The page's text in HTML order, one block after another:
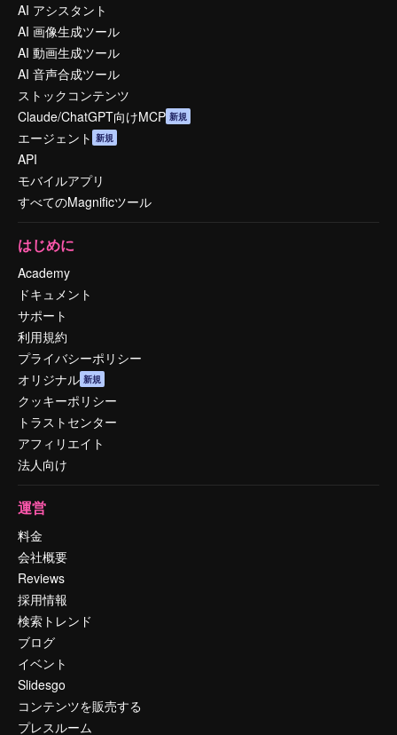
AI アシスタント
AI 画像生成ツール
AI 動画生成ツール
AI 音声合成ツール
ストックコンテンツ
Claude/ChatGPT向けMCP 新規
エージェント 新規
API
モバイルアプリ
すべてのMagnificツール
はじめに
Academy
ドキュメント
サポート
利用規約
プライバシーポリシー
オリジナル 新規
クッキーポリシー
トラストセンター
アフィリエイト
法人向け
運営
料金
会社概要
Reviews
採用情報
検索トレンド
ブログ
イベント
Slidesgo
コンテンツを販売する
プレスルーム